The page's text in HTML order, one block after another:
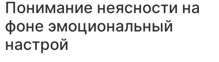
Понимание неясности на
фоне эмоциональный
настрой